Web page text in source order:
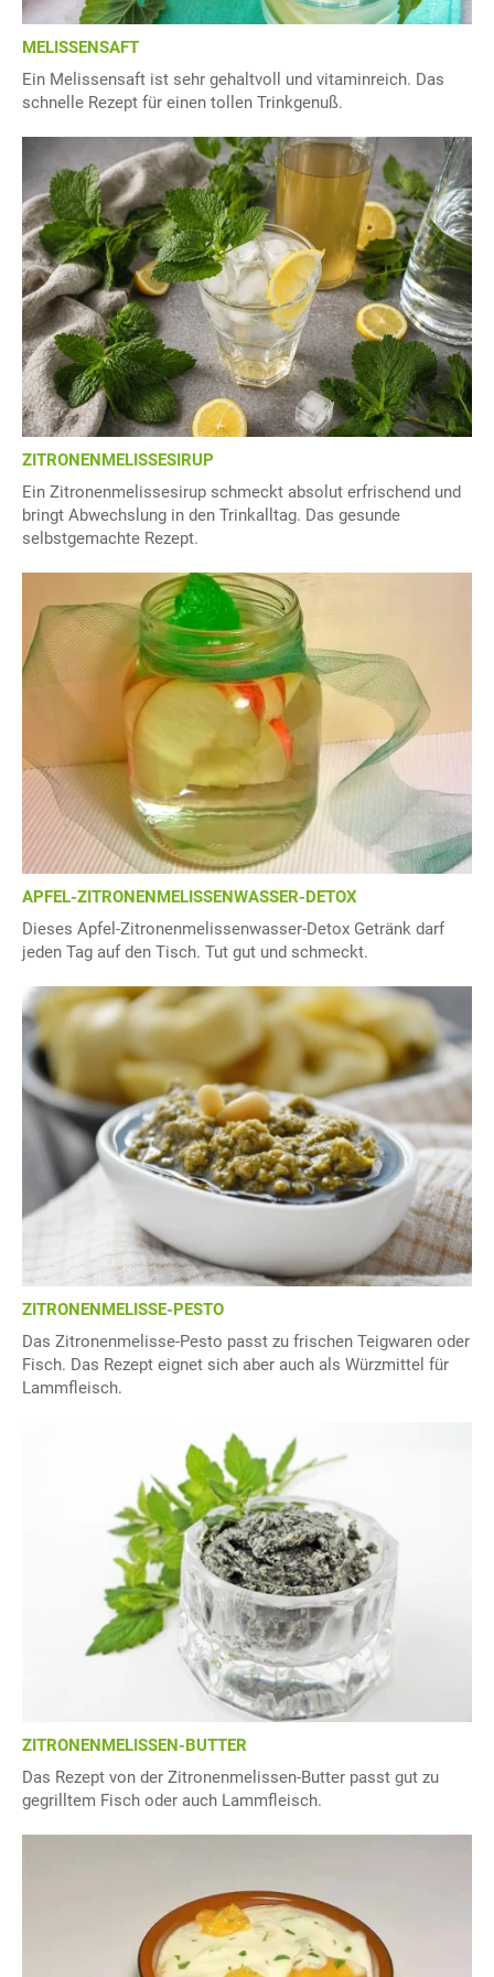
MELISSENSAFT
Ein Melissensaft ist sehr gehaltvoll und vitaminreich. Das
schnelle Rezept für einen tollen Trinkgenuß.
ZITRONENMELISSESIRUP
Ein Zitronenmelissesirup schmeckt absolut erfrischend und
bringt Abwechslung in den Trinkalltag. Das gesunde
selbstgemachte Rezept.
APFEL-ZITRONENMELISSENWASSER-DETOX
Dieses Apfel-Zitronenmelissenwasser-Detox Getränk darf
jeden Tag auf den Tisch. Tut gut und schmeckt.
ZITRONENMELISSE-PESTO
Das Zitronenmelisse-Pesto passt zu frischen Teigwaren oder
Fisch. Das Rezept eignet sich aber auch als Würzmittel für
Lammfleisch.
ZITRONENMELISSEN-BUTTER
Das Rezept von der Zitronenmelissen-Butter passt gut zu
gegrilltem Fisch oder auch Lammfleisch.